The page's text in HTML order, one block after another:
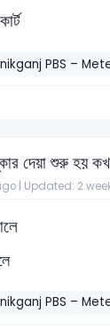
PBS –
দেয়া শুরু হয়
| Updated: 2
PBS –